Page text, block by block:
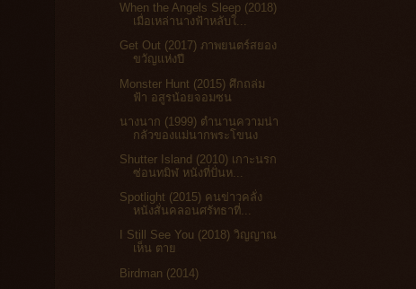
When the Angels Sleep (2018)
เมื่อเหล่านางฟ้าหลับใ...
Get Out (2017) ภาพยนตร์สยอง
ขวัญแห่งปี
Monster Hunt (2015) ศึกถล่ม
ฟ้า อสูรน้อยจอมซน
นางนาก (1999) ตำนานความน่า
กลัวของแม่นากพระโขนง
Shutter Island (2010) เกาะนรก
ซ่อนทมิฬ หนังที่ปั่นห...
Spotlight (2015) คนข่าวคลั่ง
หนังสั่นคลอนศรัทธาที่...
I Still See You (2018) วิญญาณ
เห็น ตาย
Birdman (2014)